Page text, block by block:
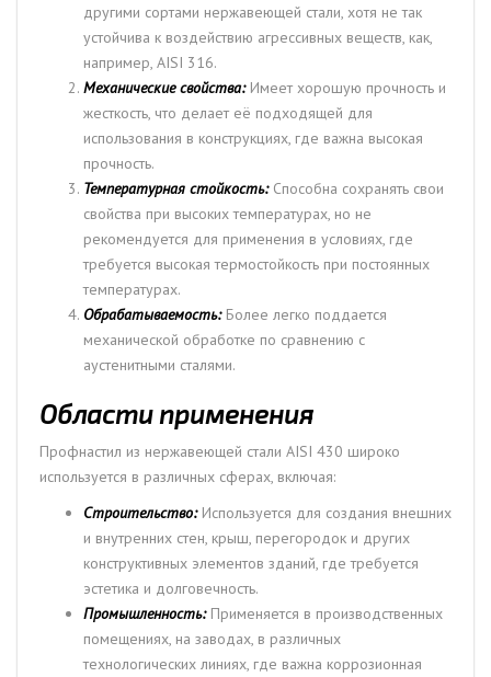
другими сортами нержавеющей стали, хотя не так
устойчива к воздействию агрессивных веществ, как,
например, AISI 316.
Механические свойства:Имеет хорошую прочность и
жесткость, что делает её подходящей для
использования в конструкциях, где важна высокая
прочность.
Температурная стойкость: Способна сохранять свои
свойства при высоких температурах, но не
рекомендуется для применения в условиях, где
требуется высокая термостойкость при постоянных
температурах.
Обрабатываемость:Более легко поддается
механической обработке по сравнению с
аустенитными сталями.
Области применения
Профнастил из нержавеющей стали AISI 430 широко
используется в различных сферах, включая:
Строительство:Используется для создания внешних
и внутренних стен, крыш, перегородок и других
конструктивных элементов зданий, где требуется
эстетика и долговечность.
Промышленность: Применяется в производственных
помещениях, на заводах, в различных
технологических линиях, где важна коррозионная